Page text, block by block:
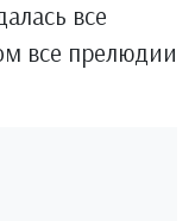
все
все прелюдии